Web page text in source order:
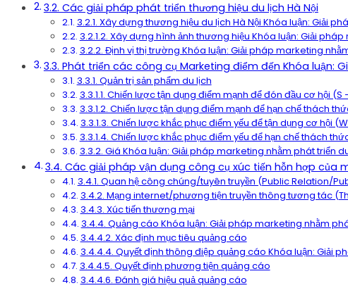
3.2. Các giải pháp phát triển thương hiệu du lịch Hà Nội
3.2.1. Xây dựng thương hiệu du lịch Hà Nội Khóa luận: Giải
3.2.1.2. Xây dựng hình ảnh thương hiệu Khóa luận: Giải
3.2.2. Định vị thị trường Khóa luận: Giải pháp marketing
3.3. Phát triển các công cụ Marketing điểm đến Khóa luận:
3.3.1. Quản trị sản phẩm du lịch
3.3.1.1. Chiến lược tận dụng điểm mạnh để đón đầu cơ hội (S
3.3.1.2. Chiến lược tận dụng điểm mạnh để hạn chế thách
3.3.1.3. Chiến lược khắc phục điểm yếu để tận dụng cơ hội
3.3.1.4. Chiến lược khắc phục điểm yếu để hạn chế thách
3.3.2. Giá Khóa luận: Giải pháp marketing nhằm phát triển
3.4. Các giải pháp vận dụng công cụ xúc tiến hỗn hợp của
3.4.1. Quan hệ công chúng/tuyên truyền (Public Relation/
3.4.2. Mạng internet/phương tiện truyền thông tương tác
3.4.3. Xúc tiến thương mại
3.4.4. Quảng cáo Khóa luận: Giải pháp marketing nhằm
3.4.4.2. Xác định mục tiêu quảng cáo
3.4.4.4. Quyết định thông điệp quảng cáo Khóa luận: Giải
3.4.4.5. Quyết định phương tiện quảng cáo
3.4.4.6. Đánh giá hiệu quả quảng cáo